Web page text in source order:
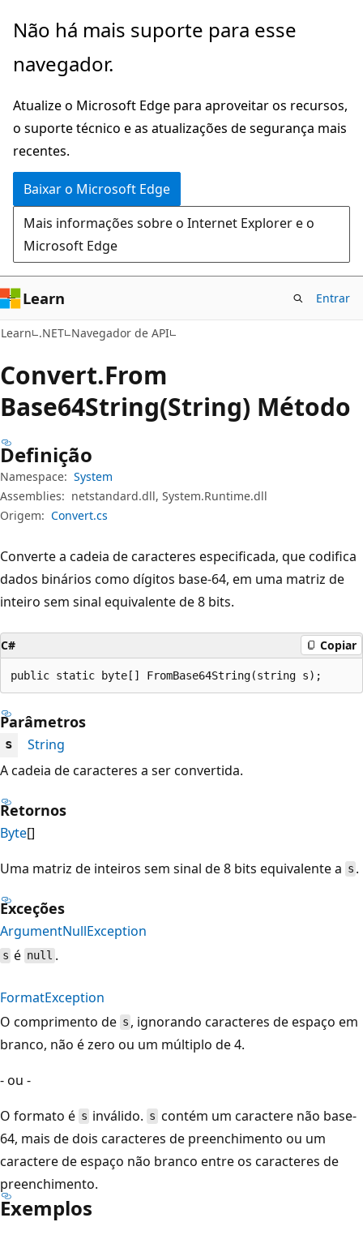
Pular
o
principal
Ignore
passe
a
navegação
na
página
Não há mais suporte para esse
navegador.
Atualize o Microsoft Edge para aproveitar os recursos,
o suporte técnico e as atualizações de segurança mais
recentes.
Baixar o Microsoft Edge
Mais informações sobre o Internet Explorer e o
Microsoft Edge
Learn Entrar
Learn .NET Navegador de API
Convert.From
Base64String(String) Método
Definição
Namespace: System
Assemblies: netstandard.dll, System.Runtime.dll
Origem: Convert.cs
Converte a cadeia de caracteres especificada, que codifica
dados binários como dígitos base-64, em uma matriz de
inteiro sem sinal equivalente de 8 bits.
C# Copiar
public static byte[] FromBase64String(string s);
Parâmetros
s
String
A cadeia de caracteres a ser convertida.
Retornos
Byte[]
Uma matriz de inteiros sem sinal de 8 bits equivalente a s .
Exceções
ArgumentNullException
s é null .
FormatException
O comprimento de s , ignorando caracteres de espaço em
branco, não é zero ou um múltiplo de 4.
- ou -
O formato é s inválido. s contém um caractere não base-
64, mais de dois caracteres de preenchimento ou um
caractere de espaço não branco entre os caracteres de
preenchimento.
Exemplos